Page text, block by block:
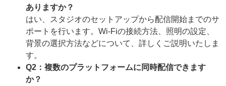
ありますか？
はい、スタジオのセットアップから配信開始までのサ
ポートを行います。Wi-Fiの接続方法、照明の設定、
背景の選択方法などについて、詳しくご説明いたしま
す。
Q2：複数のプラットフォームに同時配信できます
か？